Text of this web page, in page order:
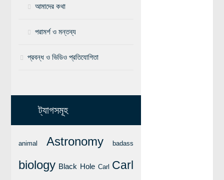
আমাদের কথা
পরামর্শ ও মন্তব্য
প্রবন্ধ ও ভিডিও প্রতিযোগিতা
ট্যাগসমূহ
animal Astronomy badass
biology Black Hole Carl Carl